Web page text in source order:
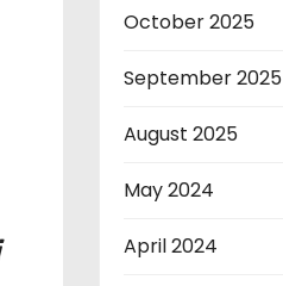
October 2025
September 2025
August 2025
May 2024
April 2024